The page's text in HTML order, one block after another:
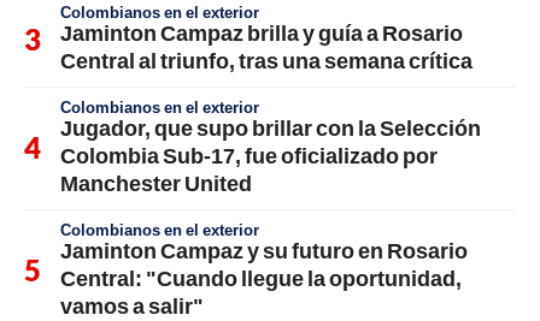
Colombianos en el exterior
Jaminton Campaz brilla y guía a Rosario
Central al triunfo, tras una semana crítica
Colombianos en el exterior
Jugador, que supo brillar con la Selección
Colombia Sub-17, fue oficializado por
Manchester United
Colombianos en el exterior
Jaminton Campaz y su futuro en Rosario
Central: "Cuando llegue la oportunidad,
vamos a salir"